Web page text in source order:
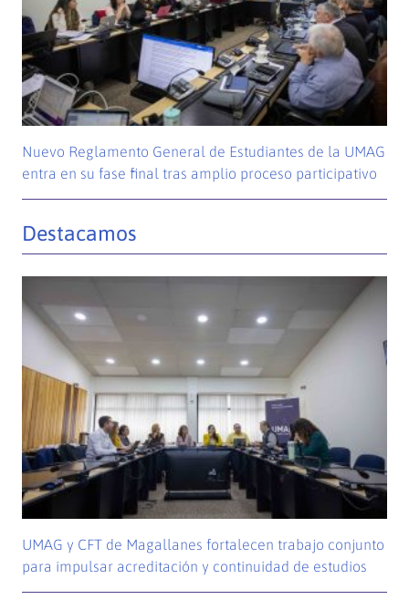
Nuevo Reglamento General de Estudiantes de la UMAG
entra en su fase final tras amplio proceso participativo
Destacamos
UMAG y CFT de Magallanes fortalecen trabajo conjunto
para impulsar acreditación y continuidad de estudios